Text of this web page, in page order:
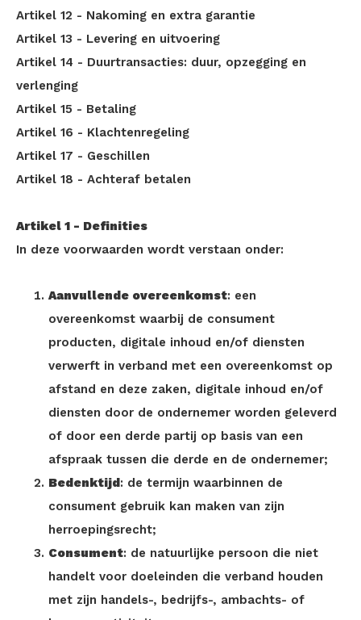
Artikel 12 - Nakoming en extra garantie
Artikel 13 - Levering en uitvoering
Artikel 14 - Duurtransacties: duur, opzegging en
verlenging
Artikel 15 - Betaling
Artikel 16 - Klachtenregeling
Artikel 17 - Geschillen
Artikel 18 - Achteraf betalen
Artikel 1 - Definities
In deze voorwaarden wordt verstaan onder:
Aanvullende overeenkomst: een
overeenkomst waarbij de consument
producten, digitale inhoud en/of diensten
verwerft in verband met een overeenkomst op
afstand en deze zaken, digitale inhoud en/of
diensten door de ondernemer worden geleverd
of door een derde partij op basis van een
afspraak tussen die derde en de ondernemer;
Bedenktijd: de termijn waarbinnen de
consument gebruik kan maken van zijn
herroepingsrecht;
Consument: de natuurlijke persoon die niet
handelt voor doeleinden die verband houden
met zijn handels-, bedrijfs-, ambachts- of